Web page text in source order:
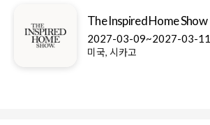
The Inspired Home Show
2027-03-09~2027-03-11
미국, 시카고